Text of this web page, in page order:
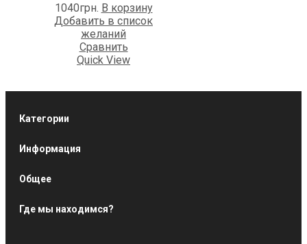
1040грн. В корзину
Добавить в список
желаний
Сравнить
Quick View
Категории
Информация
Общее
Где мы находимся?